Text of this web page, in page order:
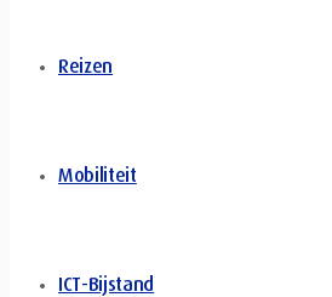
Reizen
Mobiliteit
ICT-Bijstand